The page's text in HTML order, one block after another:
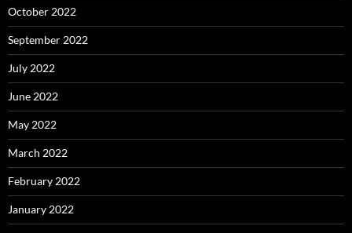
October 2022
September 2022
July 2022
June 2022
May 2022
March 2022
February 2022
January 2022